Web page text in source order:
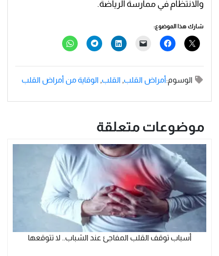
والانتظام في ممارسة الرياضة.
شارك هذا الموضوع:
الوسوم:أمراض القلب, القلب, الوقاية من أمراض القلب
موضوعات متعلقة
أسباب توقف القلب المفاجئ عند الشباب.. لا تتوقعها